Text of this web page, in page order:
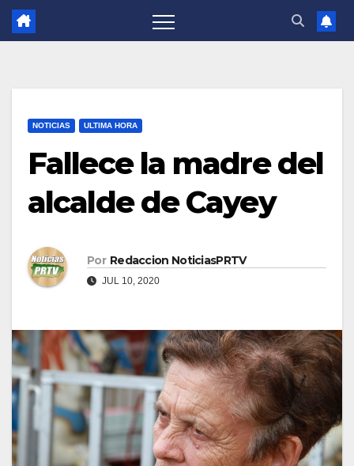
NOTICIAS ULTIMA HORA
Fallece la madre del
alcalde de Cayey
Por Redaccion NoticiasPRTV
JUL 10, 2020